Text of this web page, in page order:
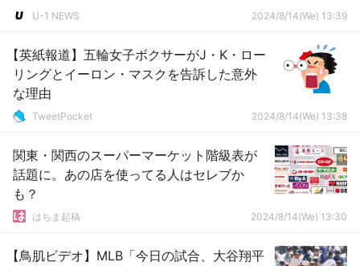
U-1 NEWS 2024/8/14(We) 13:39
【英紙報道】五輪女子ボクサーがJ・K・ロー
リングとイーロン・マスクを告訴した意外
な理由
TweetPocket 2024/8/14(We) 13:38
関東・関西のスーパーマーケット階級表が
話題に。あの店を使ってる人はセレブか
も？
はちま起稿 2024/8/14(We) 13:30
【鳥肌ビデオ】MLB「今日の試合、大谷翔平